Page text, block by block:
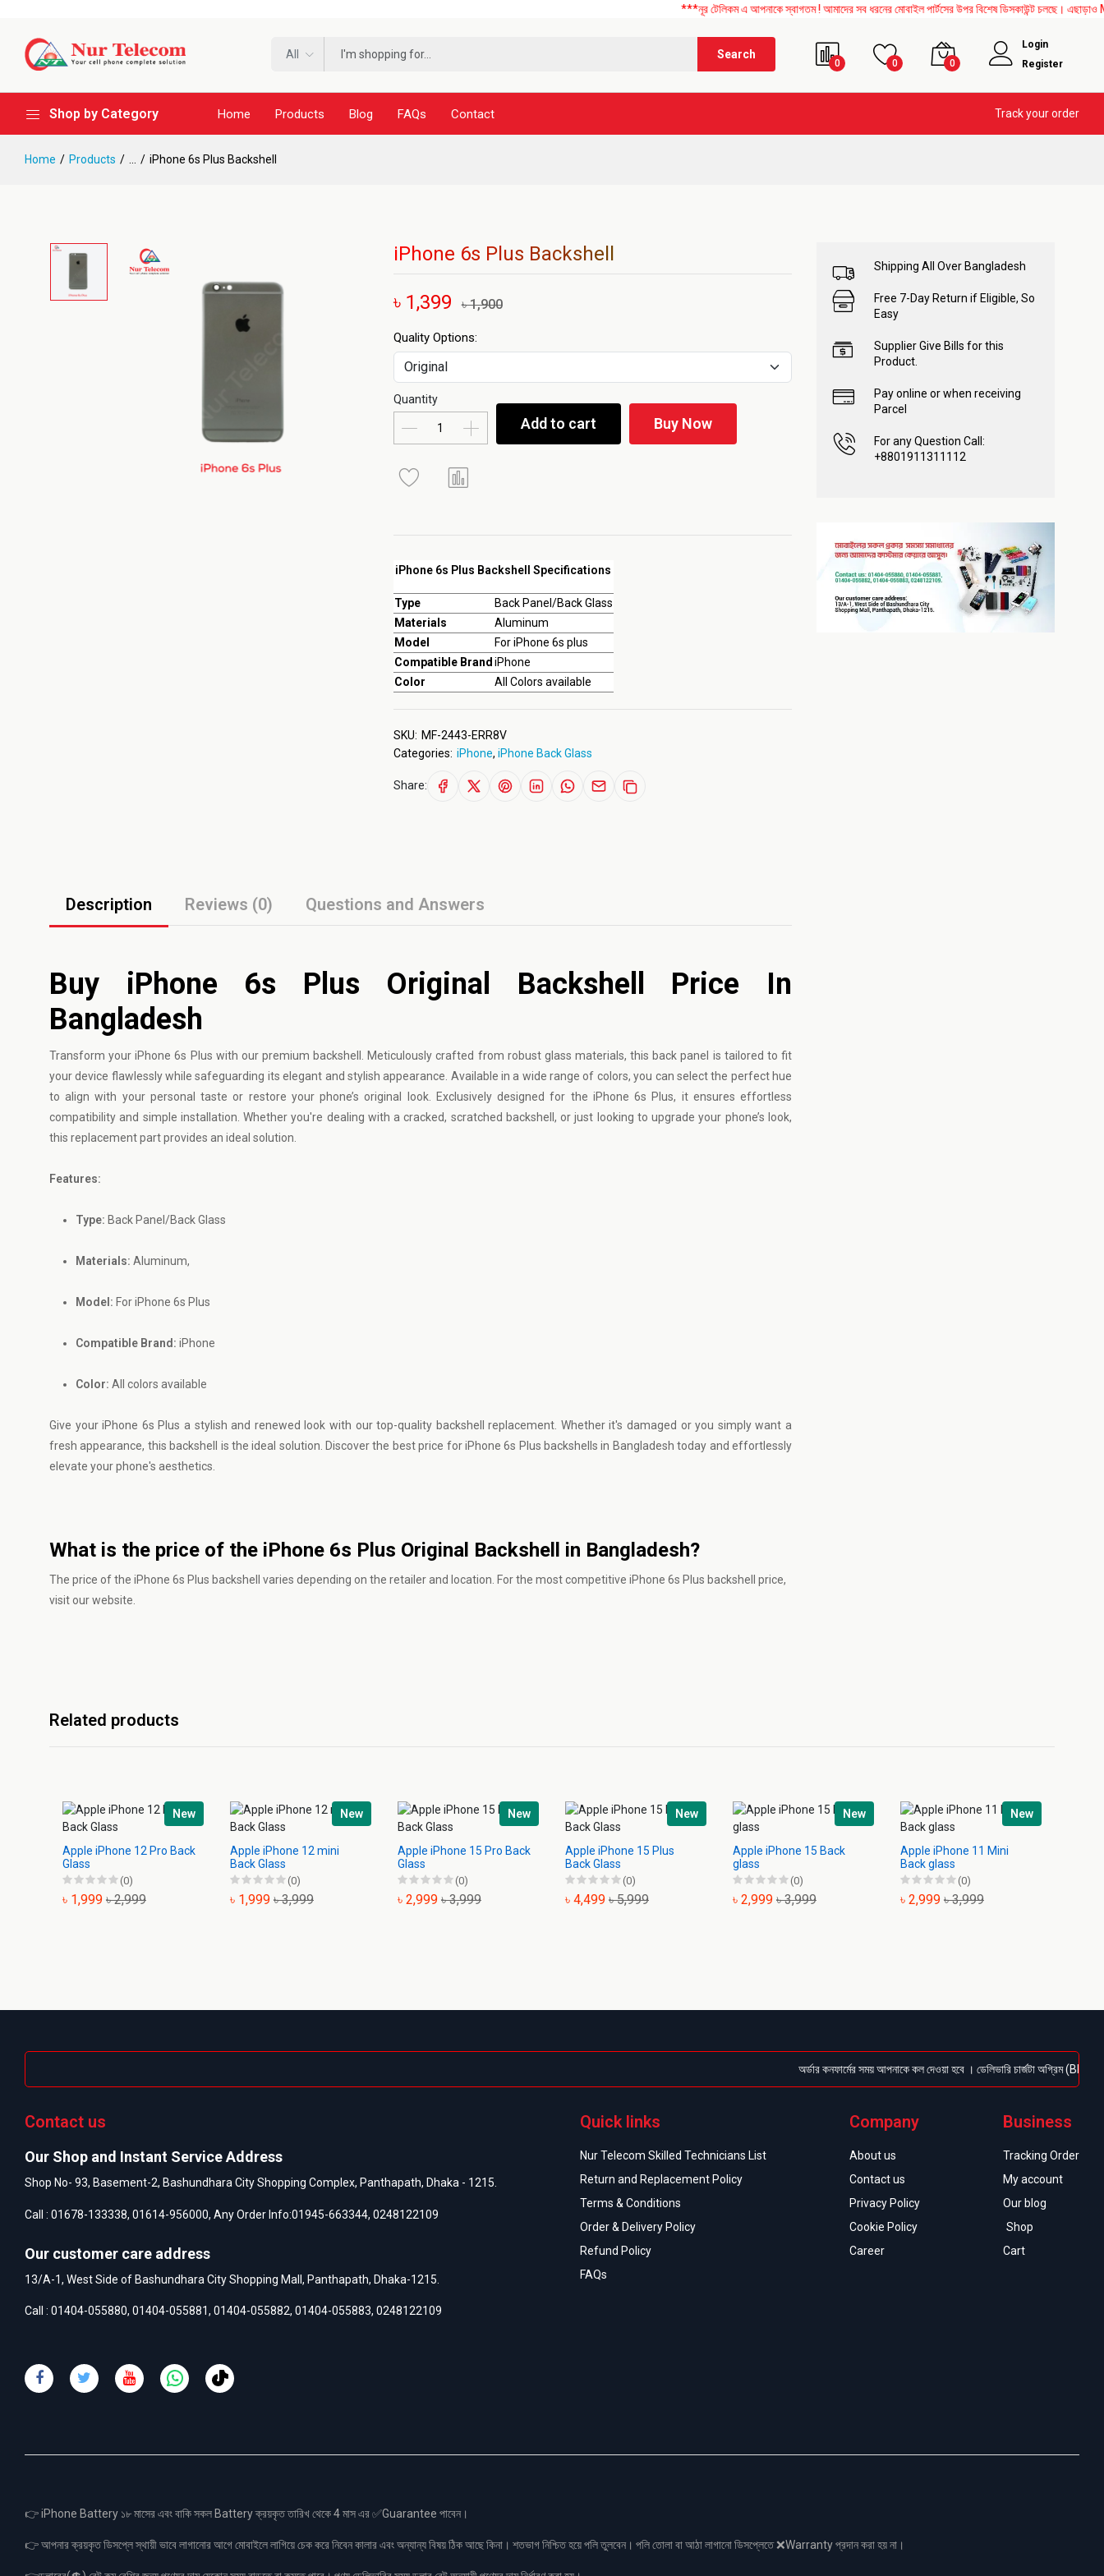
***নূর টেলিকম এ আপনাকে স্বাগতম ! আমাদের সব ধরনের মোবাইল পার্টসের উপর বিশেষ ডিসকাউন্ট চলছে। এছাড়াও
All Search
0 0 0
Login
Register
Shop by Category Home Products Blog FAQs Contact Track your order
Home Products iPhone 6s Plus Backshell
iPhone 6s Plus Backshell
৳ 1,399 ৳ 1,900
iPhone 6s Plus Backshell Specifications
Type
Back Panel/Back Glass
Materials
Aluminum
Model
For iPhone 6s plus
Compatible Brand iPhone
Color
All Colors available
Quality Options:
Quantity
Add to cart Buy Now
SKU: MF-2443-ERR8V
Categories: iPhone, iPhone Back Glass
Share:
Description Reviews (0) Questions and Answers
Buy iPhone 6s Plus Original Backshell Price In
Bangladesh
Transform youriPhone 6s Plus with our premium backshell. Meticulously crafted from robust glass materials, this back panel is tailored to fit
your device flawlessly while safeguarding its elegant and stylish appearance. Available in a wide range of colors, you can select the perfect hue
to align with your personal taste or restore your phone’s original look. Exclusively designed for the iPhone 6s Plus, it ensures effortless
compatibility and simple installation. Whether you're dealing with a cracked, scratched backshell, or just looking to upgrade your phone’s look,
this replacement part provides an ideal solution.
Features:
Type: Back Panel/Back Glass
Materials: Aluminum,
Model: For iPhone 6s Plus
Compatible Brand: iPhone
Color: All colors available
Give your iPhone 6s Plus a stylish and renewed look with our top-quality backshell replacement. Whether it's damaged or you simply want a
fresh appearance, this backshell is the ideal solution. Discover the best price for iPhone 6s Plus backshells in Bangladesh today and effortlessly
elevate your phone's aesthetics.
What is the price of the iPhone 6s Plus Original Backshell in Bangladesh?
The price of the iPhone 6s Plus backshell varies depending on the retailer and location. For the most competitive iPhone 6s Plus backshell price,
visit our website.
Shipping All Over Bangladesh
Free 7-Day Return if Eligible, So
Easy
Supplier Give Bills for this
Product.
Pay online or when receiving
Parcel
For any Question Call:
+8801911311112
Related products
New
Apple iPhone 12 Pro Back
Glass
(0)
৳ 1,999 ৳ 2,999
New
Apple iPhone 12 mini
Back Glass
(0)
৳ 1,999 ৳ 3,999
New
Apple iPhone 15 Pro Back
Glass
(0)
৳ 2,999 ৳ 3,999
New
Apple iPhone 15 Plus
Back Glass
(0)
৳ 4,499 ৳ 5,999
New
Apple iPhone 15 Back
glass
(0)
৳ 2,999 ৳ 3,999
New
Apple iPhone 11 Mini
Back glass
(0)
৳ 2,999 ৳ 3,999
অর্ডার কনফার্মের সময় আপনাকে কল দেওয়া হবে । ডেলিভারি চার্জটা অগ্রিম (Bkash/
Contact us
Our Shop and Instant Service Address
Shop No- 93, Basement-2, Bashundhara City Shopping Complex, Panthapath, Dhaka - 1215.
Call : 01678-133338, 01614-956000, Any Order Info:01945-663344, 0248122109
Our customer care address
13/A-1, West Side of Bashundhara City Shopping Mall, Panthapath, Dhaka-1215.
Call : 01404-055880, 01404-055881, 01404-055882, 01404-055883, 0248122109
Quick links
Nur Telecom Skilled Technicians List
Return and Replacement Policy
Terms & Conditions
Order & Delivery Policy
Refund Policy
FAQs
Company
About us
Contact us
Privacy Policy
Cookie Policy
Career
Business
Tracking Order
My account
Our blog
Shop
Cart
👉 iPhone Battery ১৮ মাসের এবং বাকি সকল Battery ক্রয়কৃত তারিখ থেকে 4 মাস এর ✅Guarantee পাবেন।
👉 আপনার ক্রয়কৃত ডিসপ্লে স্থায়ী ভাবে লাগানোর আগে মোবাইলে লাগিয়ে চেক করে নিবেন কালার এবং অন্যান্য বিষয় ঠিক আছে কিনা। শতভাগ নিশ্চিত হয়ে পলি তুলবেন। পলি তোলা বা আঠা লাগানো ডিসপ্লেতে ❌Warranty প্রদান করা হয় না।